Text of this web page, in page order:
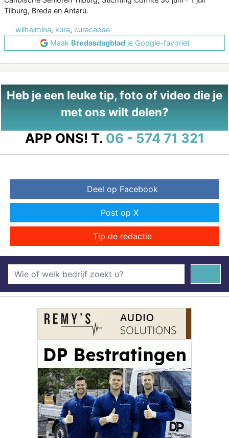
Tilburg, Breda en Antaru.
wilhelmina, kura, curacaose
Maak Bredasdagbladje Google-favoriet
Heb je een leuke tip, foto of video die je
met ons wilt delen?
APP ONS! T. 06 - 574 71 321
Deel op Facebook
Post op X
Tip de redactie